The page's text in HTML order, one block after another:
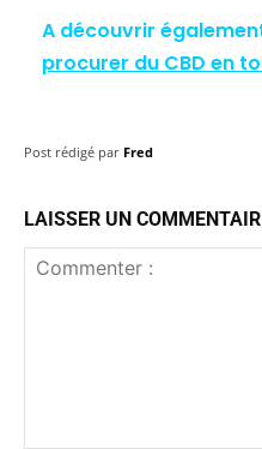
A découvrir
procurer du CBD en
Post rédigé par Fred
LAISSER UN